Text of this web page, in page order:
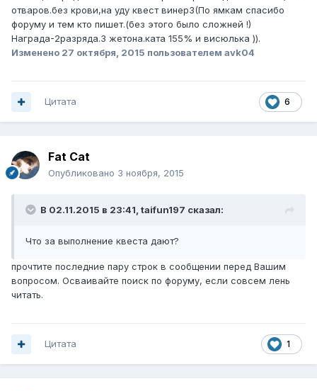
отваров.без крови,на уду квест винер3(По ямкам спасибо
форуму и тем кто пишет.(без этого было сложней !)
Награда-2разряда.3 жетона.ката 155% и висюлька )).
Изменено 27 октября, 2015 пользователем avk04
6
Цитата
Fat Cat
Опубликовано 3 ноября, 2015
В 02.11.2015 в 23:41, taifun197 сказал:
Что за выполнение квеста дают?
прочтите последние пару строк в сообщении перед Вашим
вопросом. Осваивайте поиск по форуму, если совсем лень
читать.
1
Цитата